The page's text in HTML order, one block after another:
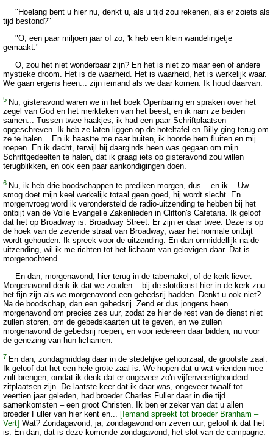
"Hoelang bent u hier nu, denkt u, als u tijd zou rekenen, als er zoiets als
tijd bestond?"
"O, een paar miljoen jaar of zo, 'k heb een klein wandelingetje
gemaakt."
O, zou het niet wonderbaar zijn? En het is niet zo maar een of andere
mystieke droom. Het is de waarheid. Het is waarheid, het is werkelijk waar.
We gaan ergens heen... zijn iemand als we daar komen. Ik houd daarvan.
5 Nu, gisteravond waren we in het boek Openbaring en spraken over het
zegel van God en het merkteken van het beest, en ik nam ze beiden
samen... Tussen twee haakjes, ik had een paar Schriftplaatsen
opgeschreven. Ik heb ze laten liggen op de hoteltafel en Billy ging terug om
ze te halen... En ik haastte me naar buiten, ik hoorde hem fluiten en mij
roepen. En ik dacht, terwijl hij daarginds heen was gegaan om mijn
Schriftgedeelten te halen, dat ik graag iets op gisteravond zou willen
terugblikken, en ook een paar aankondigingen doen.
6 Nu, ik heb drie boodschappen te prediken morgen, dus... en ik... Uw
smog doet mijn keel werkelijk totaal geen goed, hij wordt slecht. En
morgenvroeg word ik verondersteld de radio-uitzending te hebben bij het
ontbijt van de Volle Evangelie Zakenlieden in Clifton's Cafetaria. Ik geloof
dat het op Broadway is. Broadway Street. Er zijn er daar twee. Deze is op
de hoek van de zevende straat van Broadway, waar het normale ontbijt
wordt gehouden. Ik spreek voor de uitzending. En dan onmiddellijk na de
uitzending, wil ik me richten tot het lichaam van gelovigen daar. Dat is
morgenochtend.
En dan, morgenavond, hier terug in de tabernakel, of de kerk liever.
Morgenavond denk ik dat we zouden... bij de slotdienst hier in de kerk zou
het fijn zijn als we morgenavond een gebedsrij hadden. Denkt u ook niet?
Na de boodschap, dan een gebedsrij. Zend er dus jongens heen
morgenavond om precies zes uur, zodat ze hier de rest van de dienst niet
zullen storen, om de gebedskaarten uit te geven, en we zullen
morgenavond de gebedsrij roepen, en voor iedereen daar bidden, nu voor
de genezing van hun lichamen.
7 En dan, zondagmiddag daar in de stedelijke gehoorzaal, de grootste zaal.
Ik geloof dat het een hele grote zaal is. We hopen dat u wat vrienden mee
zult brengen, omdat ik denk dat er ongeveer zo'n vijfenveertighonderd
zitplaatsen zijn. De laatste keer dat ik daar was, ongeveer twaalf tot
veertien jaar geleden, had broeder Charles Fuller daar in die tijd
samenkomsten – een groot Christen. Ik ben er zeker van dat u allen
broeder Fuller van hier kent en... [Iemand spreekt tot broeder Branham –
Vert] Wat? Zondagavond, ja, zondagavond om zeven uur, geloof ik dat het
is. En dan, dat is deze komende zondagavond, het slot van de campagne.